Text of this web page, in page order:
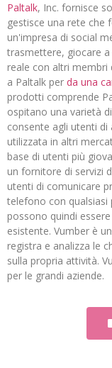
Paltalk, Inc. fornisce
gestisce una rete che
un'impresa di social
trasmettere, giocare
reale con altri membri
a Paltalk per da una
prodotti comprende
ospitano una varietà
consente agli utenti
utilizzata in altri
base di utenti più
un fornitore di servizi
utenti di comunicare
telefono con qualsiasi
possono quindi
esistente. Vumber è
registra e analizza le
sulla propria attività.
per le grandi aziende.